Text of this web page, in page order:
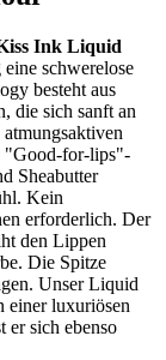
Ink Liquid
schwerelose
besteht aus
die sich sanft an
"Good-for-lips"-
Sheabutter
Kein
erforderlich. Der
den Lippen
Die Spitze
Unser Liquid
einer luxuriösen
er sich ebenso